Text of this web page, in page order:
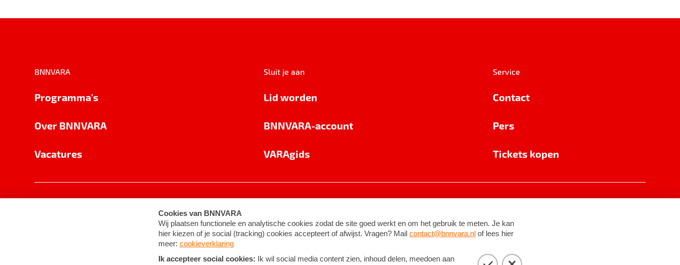
BNNVARA
Programma's
Over BNNVARA
Vacatures
Sluit je aan
Lid worden
BNNVARA-account
VARAgids
Service
Contact
Pers
Tickets kopen
Cookie-instellingen Algemene voorwaarden ©2026BNNVARA